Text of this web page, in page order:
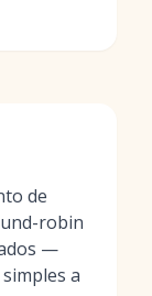
de
robin
—
a